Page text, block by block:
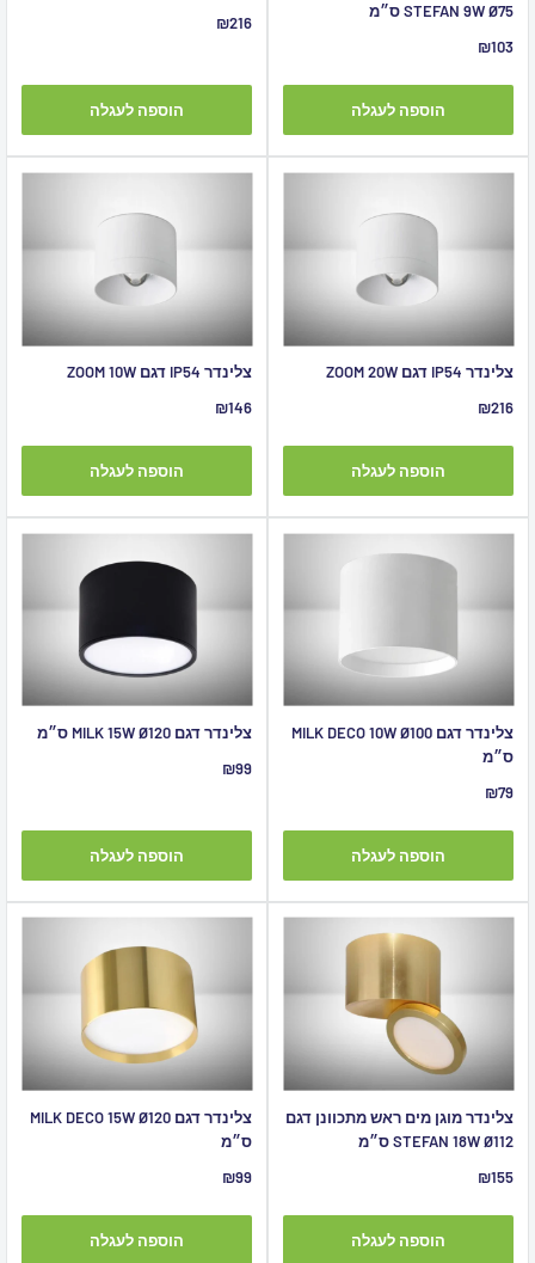
STEFAN 9W Ø75 ס״מ
מחיר
₪103
הוספה לעגלה
מחיר
₪216
הוספה לעגלה
צלינדר IP54 דגם ZOOM 20W
מחיר
₪216
הוספה לעגלה
צלינדר IP54 דגם ZOOM 10W
מחיר
₪146
הוספה לעגלה
צלינדר דגם MILK DECO 10W Ø100
ס״מ
מחיר
₪79
הוספה לעגלה
צלינדר דגם MILK 15W Ø120 ס״מ
מחיר
₪99
הוספה לעגלה
צלינדר מוגן מים ראש מתכוונן דגם
STEFAN 18W Ø112 ס״מ
מחיר
₪155
הוספה לעגלה
צלינדר דגם MILK DECO 15W Ø120
ס״מ
מחיר
₪99
הוספה לעגלה